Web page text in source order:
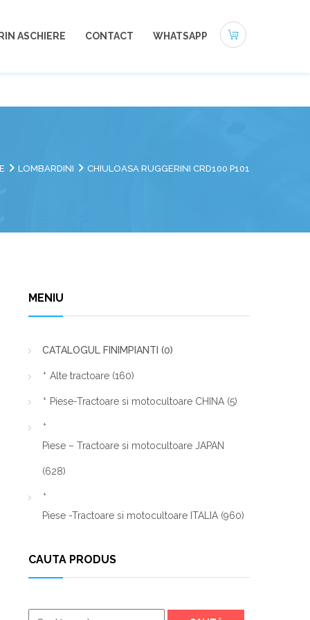
ASCHIERE CONTACT WHATSAPP
LOMBARDINI CHIULOASA RUGGERINI CRD100 P101
MENIU
CATALOGUL FINIMPIANTI (0)
Alte tractoare (160)
Piese-Tractoare si motocultoare CHINA (5)
Piese – Tractoare si motocultoare JAPAN
(628)
Piese -Tractoare si motocultoare ITALIA (960)
CAUTA PRODUS
Caută